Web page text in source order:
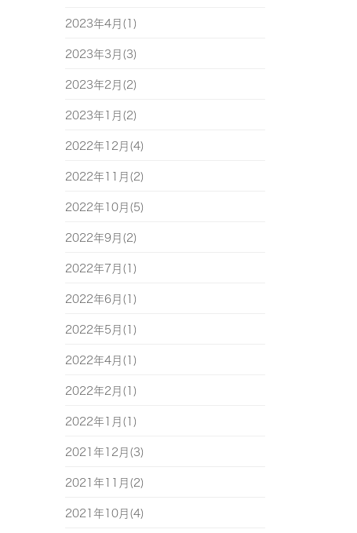
2023年4月(1)
2023年3月(3)
2023年2月(2)
2023年1月(2)
2022年12月(4)
2022年11月(2)
2022年10月(5)
2022年9月(2)
2022年7月(1)
2022年6月(1)
2022年5月(1)
2022年4月(1)
2022年2月(1)
2022年1月(1)
2021年12月(3)
2021年11月(2)
2021年10月(4)